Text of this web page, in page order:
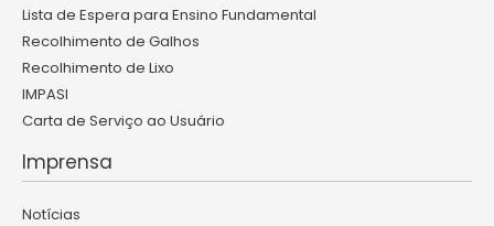
Lista de Espera para Ensino Fundamental
Recolhimento de Galhos
Recolhimento de Lixo
IMPASI
Carta de Serviço ao Usuário
Imprensa
Notícias